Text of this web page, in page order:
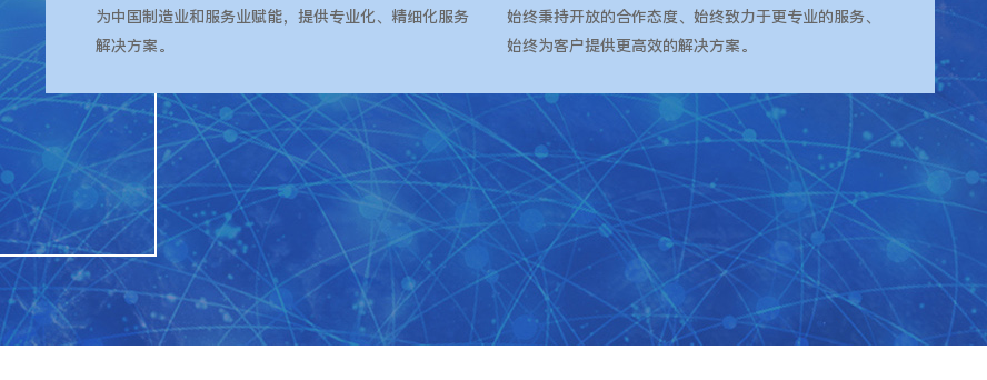
为中国制造业和服务业赋能，提供专业化、精细化服务
解决方案。
始终秉持开放的合作态度、始终致力于更专业的服务、
始终为客户提供更高效的解决方案。